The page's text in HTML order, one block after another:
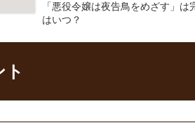
「悪役令嬢は夜告鳥をめざす」
はいつ？
ト